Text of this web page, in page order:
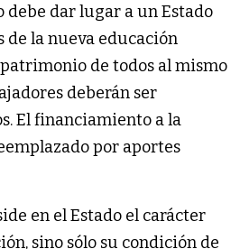
debe dar lugar a un Estado
de la nueva educación
de todos al mismo
deberán ser
El financiamiento a la
por aportes
en el Estado el carácter
sino sólo su condición de